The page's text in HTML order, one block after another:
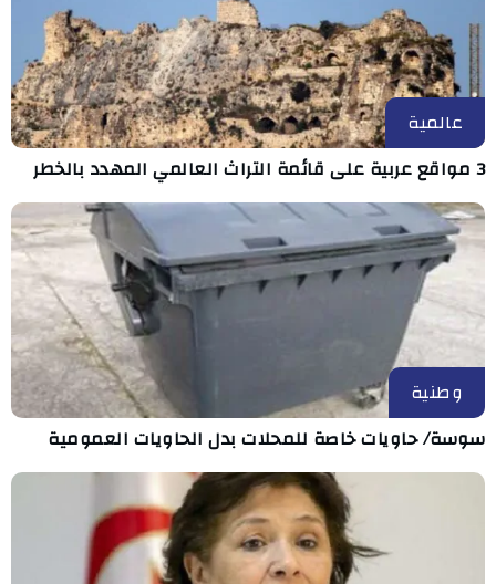
عالمية
3 مواقع عربية على قائمة التراث العالمي المهدد بالخطر
وطنية
سوسة/ حاويات خاصة للمحلات بدل الحاويات العمومية